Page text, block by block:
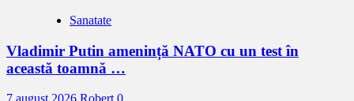
Sanatate
Vladimir Putin amenință NATO cu un test în
această toamnă …